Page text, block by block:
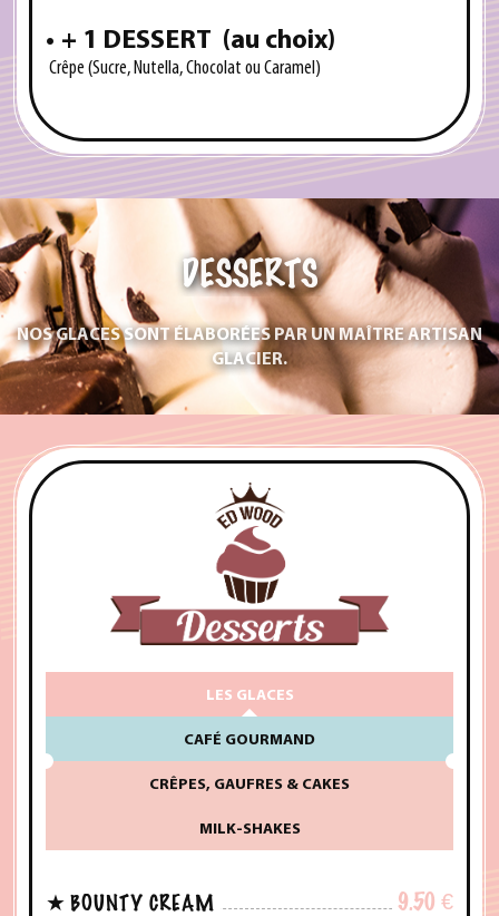
+ 1 DESSERT (au choix)
Crêpe (Sucre, Nutella, Chocolat ou Caramel)
DESSERTS
NOS GLACES SONT ÉLABORÉES PAR UN MAÎTRE ARTISAN
GLACIER.
LES GLACES
CAFÉ GOURMAND
CRÊPES, GAUFRES & CAKES
MILK-SHAKES
9.50 €
BOUNTY CREAM